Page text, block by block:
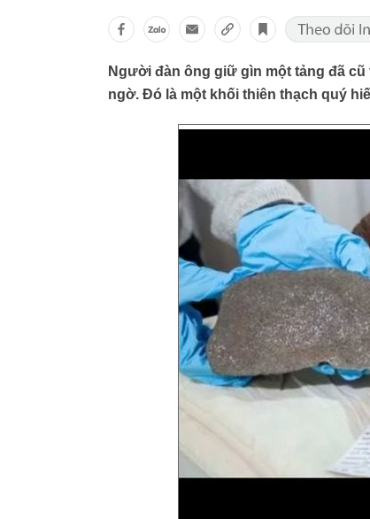
Người đàn ông giữ gìn một tảng đã
ngờ. Đó là một khối thiên thạch quý